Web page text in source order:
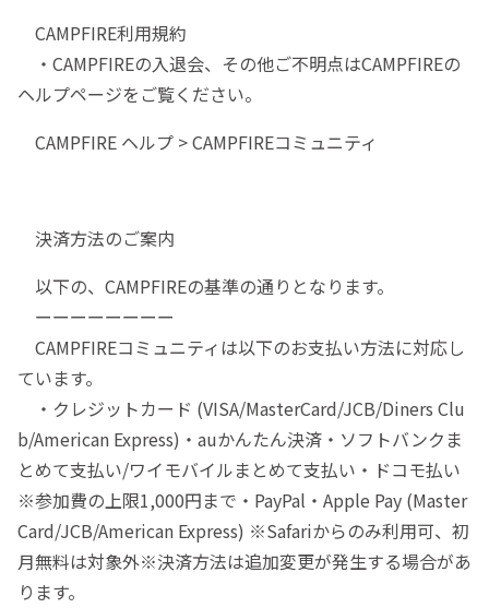
CAMPFIRE利用規約
・CAMPFIREの入退会、その他ご不明点はCAMPFIREの
ヘルプページをご覧ください。
CAMPFIRE ヘルプ > CAMPFIREコミュニティ
決済方法のご案内
以下の、CAMPFIREの基準の通りとなります。
ーーーーーーーー
CAMPFIREコミュニティは以下のお支払い方法に対応し
ています。
・クレジットカード (VISA/MasterCard/JCB/Diners Clu
b/American Express)・auかんたん決済・ソフトバンクま
とめて支払い/ワイモバイルまとめて支払い・ドコモ払い
※参加費の上限1,000円まで・PayPal・Apple Pay (Master
Card/JCB/American Express) ※Safariからのみ利用可、初
月無料は対象外※決済方法は追加変更が発生する場合があ
ります。